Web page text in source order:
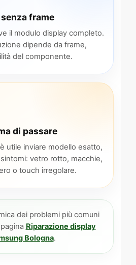
frame
il modulo display completo.
dipende da frame,
del componente.
di passare
utile inviare modello esatto,
vetro rotto, macchie,
o touch irregolare.
dei problemi più comuni
Riparazione display
Bologna.